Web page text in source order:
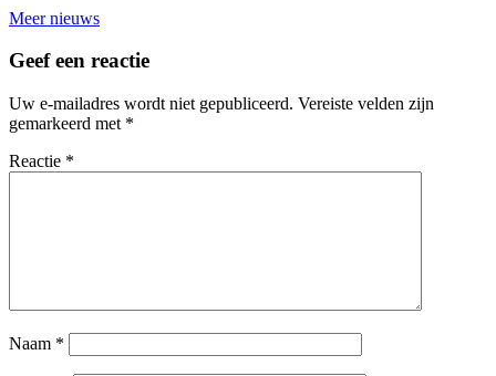
Meer nieuws
Geef een reactie
Uw e-mailadres wordt niet gepubliceerd. Vereiste velden zijn
gemarkeerd met *
Reactie *
Naam *